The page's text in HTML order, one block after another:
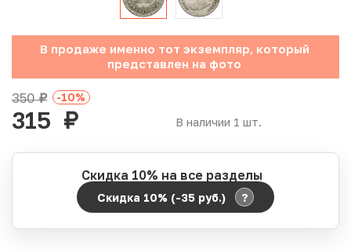
Инвестиционные монеты
В продаже именно тот экземпляр, который
представлен на фото
В наличии 1 шт.
350руб. -10%
315 руб.
Скидка 10% на все разделы
Скидка 10% (-35 руб.) ?
Период действия акции: